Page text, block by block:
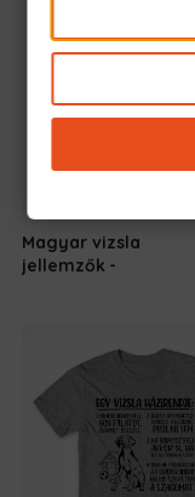
Magyar vizsla
jellemzők